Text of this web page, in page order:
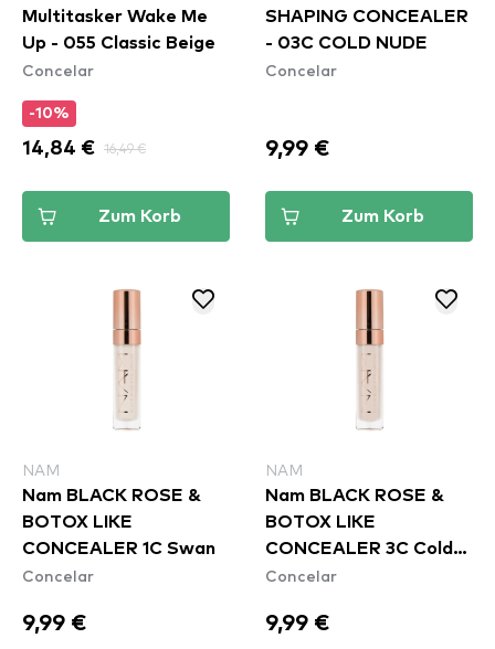
Multitasker Wake Me
Up - 055 Classic Beige
Concelar
-10%
14,84 € 16,49 €
Zum Korb
SHAPING CONCEALER
- 03C COLD NUDE
Concelar
9,99 €
Zum Korb
NAM
Nam BLACK ROSE &
BOTOX LIKE
CONCEALER 1C Swan
Concelar
9,99 €
NAM
Nam BLACK ROSE &
BOTOX LIKE
CONCEALER 3C Cold
Nude
Concelar
9,99 €